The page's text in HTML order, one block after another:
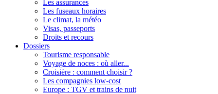
Les assurances
Les fuseaux horaires
Le climat, la météo
Visas, passeports
Droits et recours
Dossiers
Tourisme responsable
Voyage de noces : où aller...
Croisière : comment choisir ?
Les compagnies low-cost
Europe : TGV et trains de nuit